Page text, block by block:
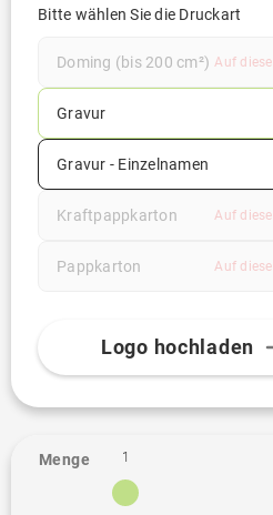
Bitte wählen Sie die Druckart
Doming (bis 200 cm²) Auf
Gravur
Gravur - Einzelnamen
Kraftpappkarton Auf
Pappkarton Auf
Logo hochladen
Menge 1